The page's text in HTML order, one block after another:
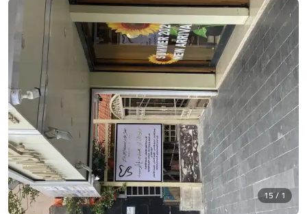
1 / 15